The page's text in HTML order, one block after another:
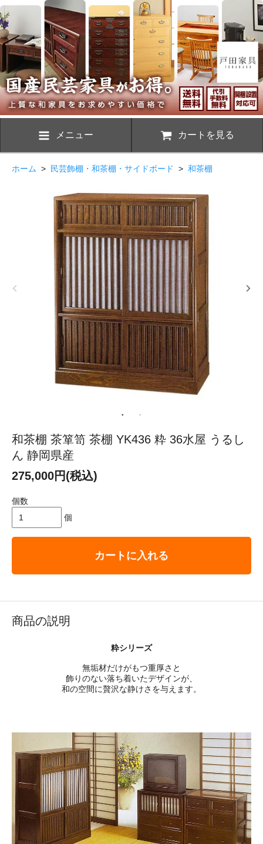
メニュー カートを見る
ホーム > 民芸飾棚・和茶棚・サイドボード > 和茶棚
和茶棚 茶箪笥 茶棚 YK436 粋 36水屋 うるし
ん 静岡県産
275,000円(税込)
個数
個
カートに入れる
商品の説明
粋シリーズ
無垢材だけがもつ重厚さと
飾りのない落ち着いたデザインが、
和の空間に贅沢な静けさを与えます。